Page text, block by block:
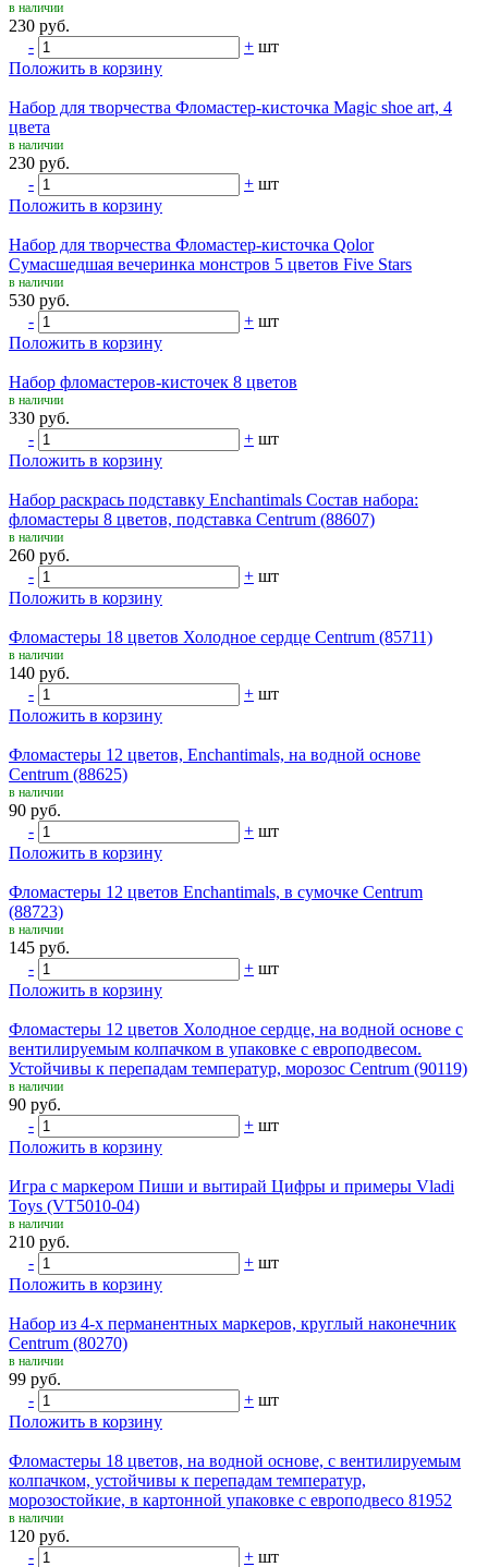
в наличии
230 руб.
-
+ шт
Положить в корзину
Набор для творчества Фломастер-кисточка Magic shoe art, 4
цвета
в наличии
230 руб.
-
+ шт
Положить в корзину
Набор для творчества Фломастер-кисточка Qolor
Сумасшедшая вечеринка монстров 5 цветов Five Stars
в наличии
530 руб.
-
+ шт
Положить в корзину
Набор фломастеров-кисточек 8 цветов
в наличии
330 руб.
-
+ шт
Положить в корзину
Набор раскрась подставку Enchantimals Состав набора:
фломастеры 8 цветов, подставка Centrum (88607)
в наличии
260 руб.
-
+ шт
Положить в корзину
Фломастеры 18 цветов Холодное сердце Centrum (85711)
в наличии
140 руб.
-
+ шт
Положить в корзину
Фломастеры 12 цветов, Enchantimals, на водной основе
Centrum (88625)
в наличии
90 руб.
-
+ шт
Положить в корзину
Фломастеры 12 цветов Enchantimals, в сумочке Centrum
(88723)
в наличии
145 руб.
-
+ шт
Положить в корзину
Фломастеры 12 цветов Холодное сердце, на водной основе с
вентилируемым колпачком в упаковке с европодвесом.
Устойчивы к перепадам температур, морозос Centrum (90119)
в наличии
90 руб.
-
+ шт
Положить в корзину
Игра с маркером Пиши и вытирай Цифры и примеры Vladi
Toys (VT5010-04)
в наличии
210 руб.
-
+ шт
Положить в корзину
Набор из 4-х перманентных маркеров, круглый наконечник
Centrum (80270)
в наличии
99 руб.
-
+ шт
Положить в корзину
Фломастеры 18 цветов, на водной основе, с вентилируемым
колпачком, устойчивы к перепадам температур,
морозостойкие, в картонной упаковке с европодвесо 81952
в наличии
120 руб.
-
+ шт